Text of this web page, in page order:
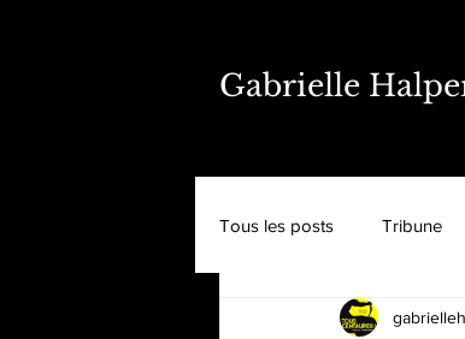
Gabrielle
Tous les posts Tribune